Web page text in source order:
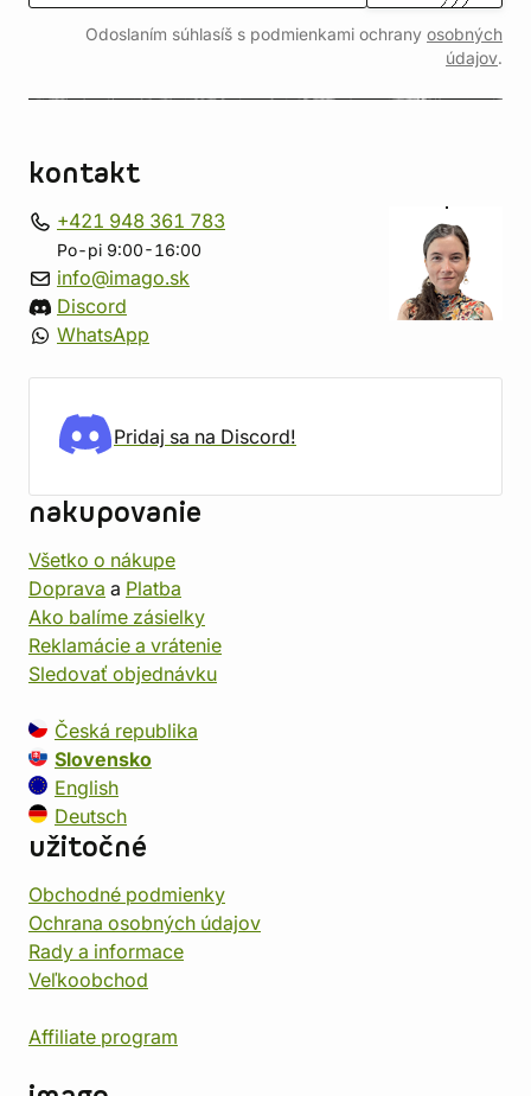
Odoslaním súhlasíš s podmienkami ochrany osobných
údajov.
kontakt
+421 948 361 783
Po-pi 9:00-16:00
info@imago.sk
Discord
WhatsApp
Pridaj sa na Discord!
nakupovanie
Všetko o nákupe
Doprava a Platba
Ako balíme zásielky
Reklamácie a vrátenie
Sledovať objednávku
Česká republika
Slovensko
English
Deutsch
užitočné
Obchodné podmienky
Ochrana osobných údajov
Rady a informace
Veľkoobchod
Affiliate program